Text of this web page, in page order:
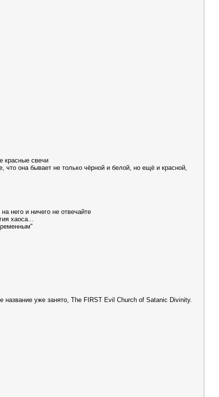
красные свечи
что она бывает не только чёрной и белой, но ещё и красной,
него и ничего не отвечайте
хаоса...
уже занято, The FIRST Evil Church of Satanic Divinity.